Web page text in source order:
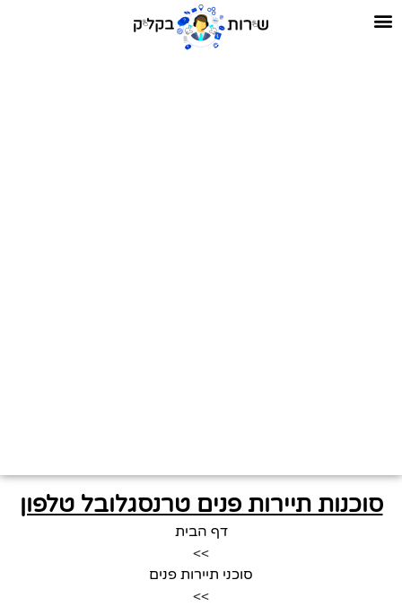
סוכנות תיירות פנים טרנסגלובל טלפון
דף הבית
>>
סוכני תיירות פנים
>>